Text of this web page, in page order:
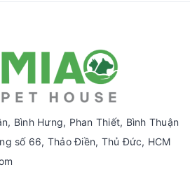
Bình Hưng, Phan Thiết, Bình Thuận
số 66, Thảo Điền, Thủ Đức, HCM